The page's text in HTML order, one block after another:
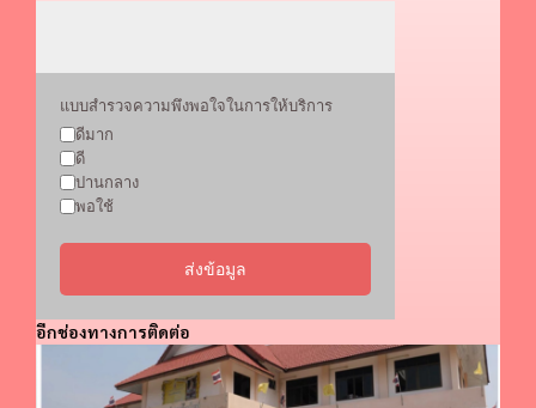
แบบสำรวจความพึงพอใจในการให้บริการ
ดีมาก
ดี
ปานกลาง
พอใช้
ส่งข้อมูล
อีกช่องทางการติดต่อ